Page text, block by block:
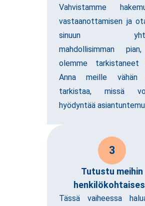
Vahvistamme
vastaanottamisen ja
sinuun
mahdollisimman
olemme tarkistaneet
Anna meille vähän
tarkistaa, missä
hyödyntää
3
Tutustu meihin
Tässä vaiheessa